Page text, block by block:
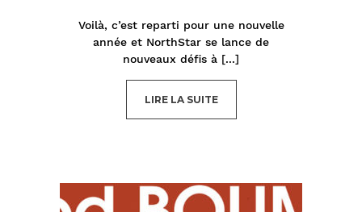
Voilà, c’est reparti pour une nouvelle
année et NorthStar se lance de
nouveaux défis à [...]
LIRE LA SUITE